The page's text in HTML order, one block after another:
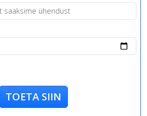
TOETA SIIN